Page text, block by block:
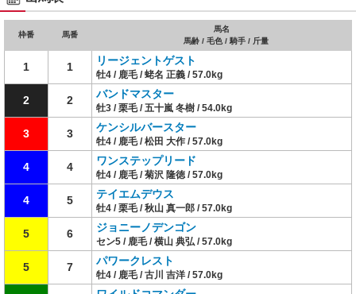
枠番 馬番
馬名
馬齢 / 毛色 / 騎手 / 斤量
1 1 リージェントゲスト
牡4 / 鹿毛 / 蛯名 正義 / 57.0kg
2 2 バンドマスター
牡3 / 栗毛 / 五十嵐 冬樹 / 54.0kg
3 3 ケンシルバースター
牡4 / 鹿毛 / 松田 大作 / 57.0kg
4 4 ワンステップリード
牡4 / 鹿毛 / 菊沢 隆徳 / 57.0kg
4 5 テイエムデウス
牡4 / 栗毛 / 秋山 真一郎 / 57.0kg
5 6 ジョニーノデンゴン
セン5 / 鹿毛 / 横山 典弘 / 57.0kg
5 7 パワークレスト
牡4 / 鹿毛 / 古川 吉洋 / 57.0kg